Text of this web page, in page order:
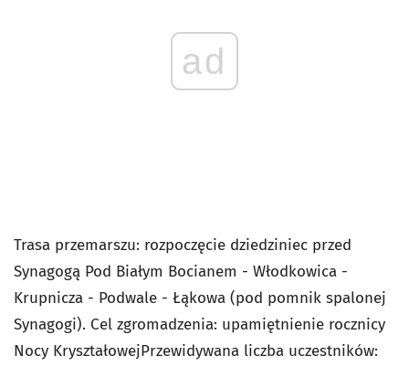
ad
Trasa przemarszu: rozpoczęcie dziedziniec przed
Synagogą Pod Białym Bocianem - Włodkowica -
Krupnicza - Podwale - Łąkowa (pod pomnik spalonej
Synagogi). Cel zgromadzenia: upamiętnienie rocznicy
Nocy KryształowejPrzewidywana liczba uczestników: